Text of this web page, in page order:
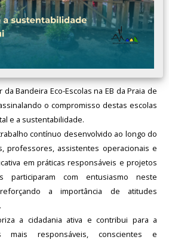
Bandeira Eco-Escolas na EB da Praia de
o compromisso destas escolas
e a sustentabilidade.
contínuo desenvolvido ao longo do
professores, assistentes operacionais e
em práticas responsáveis e projetos
participaram com entusiasmo neste
a importância de atitudes
a cidadania ativa e contribui para a
mais responsáveis, conscientes e